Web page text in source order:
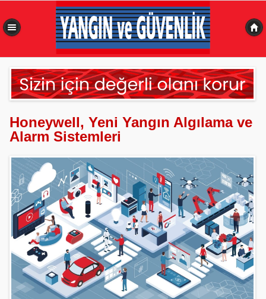
Honeywell, Yeni Yangın Algılama ve
Alarm Sistemleri
0,469 sn